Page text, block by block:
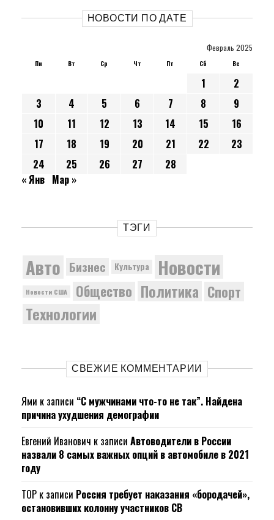
НОВОСТИ ПО ДАТЕ
Февраль 2025
Пн Вт Ср Чт Пт Сб Вс
1
2
3
4 5 6 7 8
9
10
11 12 13 14 15
16
17
18 19 20 21 22
23
24
25 26 27
28
« Янв Мар »
ТЭГИ
Авто Бизнес Культура Новости
Новости США Общество Политика Спорт
Технологии
СВЕЖИЕ КОММЕНТАРИИ
Ями к записи “С мужчинами что-то не так”. Найдена
причина ухудшения демографии
Евгений Иванович к записи Автоводители в России
назвали 8 самых важных опций в автомобиле в 2021
году
ТОР к записи Россия требует наказания «бородачей»,
остановивших колонну участников СВ